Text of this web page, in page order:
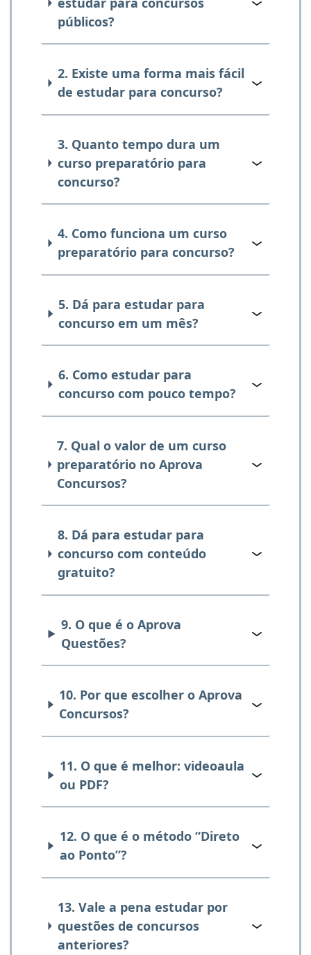
públicos?
2. Existe uma forma mais fácil
de estudar para concurso?
3. Quanto tempo dura um
curso preparatório para
concurso?
4. Como funciona um curso
preparatório para concurso?
5. Dá para estudar para
concurso em um mês?
6. Como estudar para
concurso com pouco tempo?
7. Qual o valor de um curso
preparatório no Aprova
Concursos?
8. Dá para estudar para
concurso com conteúdo
gratuito?
9. O que é o Aprova
Questões?
10. Por que escolher o Aprova
Concursos?
11. O que é melhor: videoaula
ou PDF?
12. O que é o método “Direto
ao Ponto”?
13. Vale a pena estudar por
questões de concursos
anteriores?